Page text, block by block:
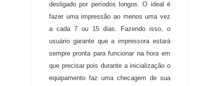
desligado por períodos longos. O ideal é
fazer uma impressão ao menos uma vez
a cada 7 ou 15 dias. Fazendo isso, o
usuário garante que a impressora estará
sempre pronta para funcionar na hora em
que precisar pois durante a inicialização o
equipamento faz uma checagem de sua